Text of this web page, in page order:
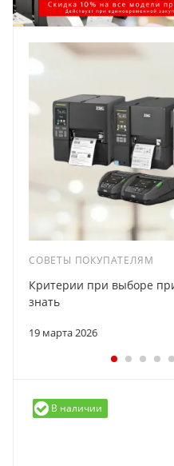
СОВЕТЫ ПОКУПАТЕЛЯМ
19 марта 2026
Критерии при выборе
знать
В наличии